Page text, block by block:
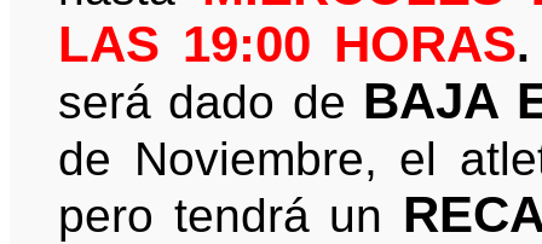
LAS 19:00 HORAS.
será dado de BAJA
de Noviembre, el
pero tendrá un